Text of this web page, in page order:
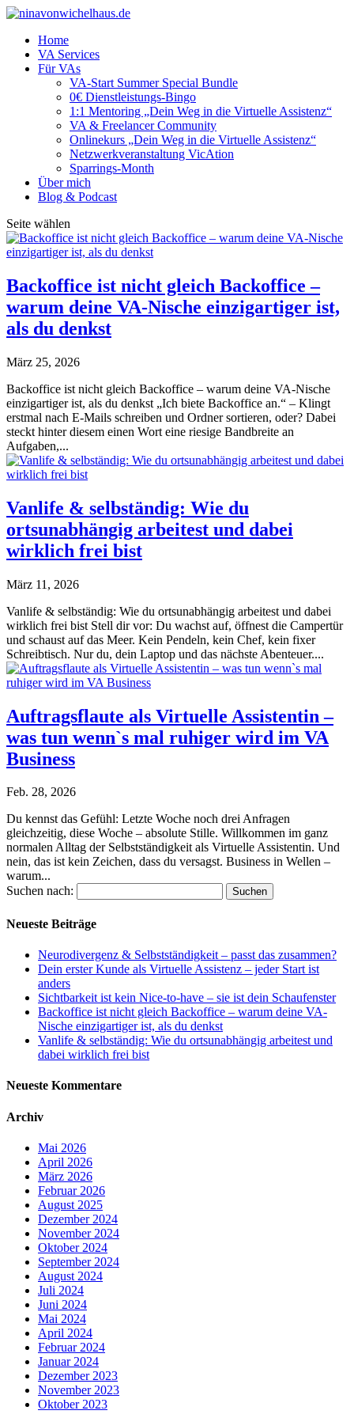
Home
VA Services
Für VAs
VA-Start Summer Special Bundle
0€ Dienstleistungs-Bingo
1:1 Mentoring „Dein Weg in die Virtuelle Assistenz“
VA & Freelancer Community
Onlinekurs „Dein Weg in die Virtuelle Assistenz“
Netzwerkveranstaltung VicAtion
Sparrings-Month
Über mich
Blog & Podcast
Seite wählen
Backoffice ist nicht gleich Backoffice –
warum deine VA-Nische einzigartiger ist,
als du denkst
März 25, 2026
Backoffice ist nicht gleich Backoffice – warum deine VA-Nische
einzigartiger ist, als du denkst „Ich biete Backoffice an.“ – Klingt
erstmal nach E-Mails schreiben und Ordner sortieren, oder? Dabei
steckt hinter diesem einen Wort eine riesige Bandbreite an
Aufgaben,...
Vanlife & selbständig: Wie du
ortsunabhängig arbeitest und dabei
wirklich frei bist
März 11, 2026
Vanlife & selbständig: Wie du ortsunabhängig arbeitest und dabei
wirklich frei bist Stell dir vor: Du wachst auf, öffnest die Campertür
und schaust auf das Meer. Kein Pendeln, kein Chef, kein fixer
Schreibtisch. Nur du, dein Laptop und das nächste Abenteuer....
Auftragsflaute als Virtuelle Assistentin –
was tun wenn`s mal ruhiger wird im VA
Business
Feb. 28, 2026
Du kennst das Gefühl: Letzte Woche noch drei Anfragen
gleichzeitig, diese Woche – absolute Stille. Willkommen im ganz
normalen Alltag der Selbstständigkeit als Virtuelle Assistentin. Und
nein, das ist kein Zeichen, dass du versagst. Business in Wellen –
warum...
Suchen nach:
Neueste Beiträge
Neurodivergenz & Selbstständigkeit – passt das zusammen?
Dein erster Kunde als Virtuelle Assistenz – jeder Start ist
anders
Sichtbarkeit ist kein Nice-to-have – sie ist dein Schaufenster
Backoffice ist nicht gleich Backoffice – warum deine VA-
Nische einzigartiger ist, als du denkst
Vanlife & selbständig: Wie du ortsunabhängig arbeitest und
dabei wirklich frei bist
Neueste Kommentare
Archiv
Mai 2026
April 2026
März 2026
Februar 2026
August 2025
Dezember 2024
November 2024
Oktober 2024
September 2024
August 2024
Juli 2024
Juni 2024
Mai 2024
April 2024
Februar 2024
Januar 2024
Dezember 2023
November 2023
Oktober 2023